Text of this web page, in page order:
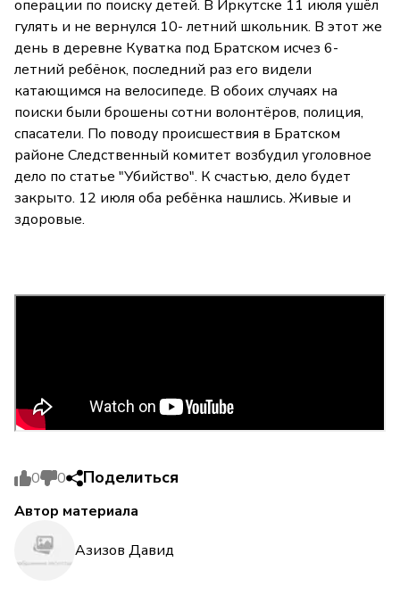
операции по поиску детей. В Иркутске 11 июля ушёл
гулять и не вернулся 10- летний школьник. В этот же
день в деревне Куватка под Братском исчез 6-
летний ребёнок, последний раз его видели
катающимся на велосипеде. В обоих случаях на
поиски были брошены сотни волонтёров, полиция,
спасатели. По поводу происшествия в Братском
районе Следственный комитет возбудил уголовное
дело по статье "Убийство". К счастью, дело будет
закрыто. 12 июля оба ребёнка нашлись. Живые и
здоровые.
0 0 Поделиться
Автор материала
Азизов Давид